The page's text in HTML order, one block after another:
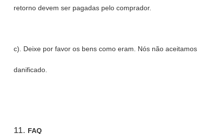
retorno devem ser pagadas pelo comprador.
c). Deixe por favor os bens como eram. Nós não aceitamos
danificado.
11. FAQ